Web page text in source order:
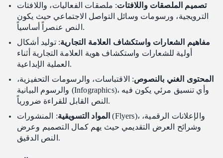
تصميم الملصقات واللافتات: ملصقات الفعاليات، واللافتات
الترويجية، ورسومات وسائل التواصل الاجتماعي حيث يكون
النص عنصراً أساسياً.
مفاهيم الشعارات واستكشاف العلامة التجارية: توليد أشكال
أولية للشعارات واستكشاف هوية العلامة التجارية أثناء
العملية الإبداعية.
المحتوى الغني بالنصوص: الاقتباسات، والرسومات التحفيزية،
والرسوم البيانية (Infographics)، وأي تنسيق مرئي يكون فيه
النص القابل للقراءة ضرورياً.
المواد التسويقية: المنشورات (Flyers)، والإعلانات الرقمية،
وشرائح العرض التقديمي حيث يهم كمال التصميم وعرض
النص الدقيق.